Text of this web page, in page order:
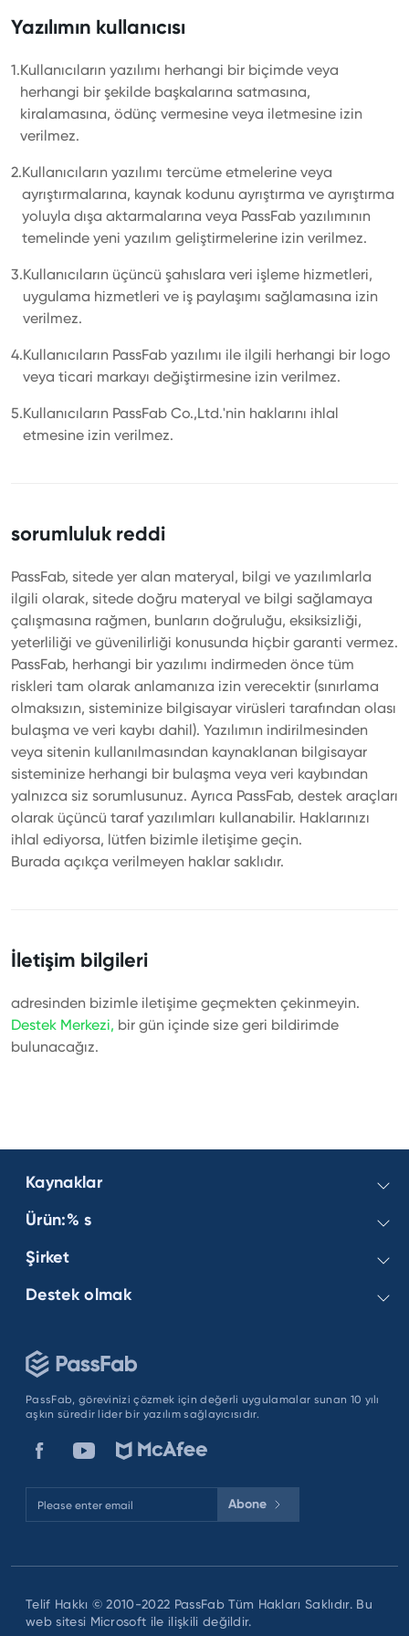
Yazılımın kullanıcısı
1.Kullanıcıların yazılımı herhangi bir biçimde veya
herhangi bir şekilde başkalarına satmasına,
kiralamasına, ödünç vermesine veya iletmesine izin
verilmez.
2.Kullanıcıların yazılımı tercüme etmelerine veya
ayrıştırmalarına, kaynak kodunu ayrıştırma ve ayrıştırma
yoluyla dışa aktarmalarına veya PassFab yazılımının
temelinde yeni yazılım geliştirmelerine izin verilmez.
3.Kullanıcıların üçüncü şahıslara veri işleme hizmetleri,
uygulama hizmetleri ve iş paylaşımı sağlamasına izin
verilmez.
4.Kullanıcıların PassFab yazılımı ile ilgili herhangi bir logo
veya ticari markayı değiştirmesine izin verilmez.
5.Kullanıcıların PassFab Co.,Ltd.'nin haklarını ihlal
etmesine izin verilmez.
sorumluluk reddi
PassFab, sitede yer alan materyal, bilgi ve yazılımlarla
ilgili olarak, sitede doğru materyal ve bilgi sağlamaya
çalışmasına rağmen, bunların doğruluğu, eksiksizliği,
yeterliliği ve güvenilirliği konusunda hiçbir garanti vermez.
PassFab, herhangi bir yazılımı indirmeden önce tüm
riskleri tam olarak anlamanıza izin verecektir (sınırlama
olmaksızın, sisteminize bilgisayar virüsleri tarafından olası
bulaşma ve veri kaybı dahil). Yazılımın indirilmesinden
veya sitenin kullanılmasından kaynaklanan bilgisayar
sisteminize herhangi bir bulaşma veya veri kaybından
yalnızca siz sorumlusunuz. Ayrıca PassFab, destek araçları
olarak üçüncü taraf yazılımları kullanabilir. Haklarınızı
ihlal ediyorsa, lütfen bizimle iletişime geçin.
Burada açıkça verilmeyen haklar saklıdır.
İletişim bilgileri
adresinden bizimle iletişime geçmekten çekinmeyin.
Destek Merkezi, bir gün içinde size geri bildirimde
bulunacağız.
Kaynaklar
Windows Şifresi
Excel Şifresi
iPhone Şifresi
Ürün:% s
PassFab 4WinKey
PassFab for Excel
PassFab Android Unlock
Şirket
Hakkımızda
Gizlilik Politikası
şartlar ve koşullar
Destek olmak
Sipariş SSS
Kayıt SSS
PassFab, görevinizi çözmek için değerli uygulamalar sunan 10 yılı
aşkın süredir lider bir yazılım sağlayıcısıdır.
Abone
Telif Hakkı © 2010-2022 PassFab Tüm Hakları Saklıdır. Bu
web sitesi Microsoft ile ilişkili değildir.